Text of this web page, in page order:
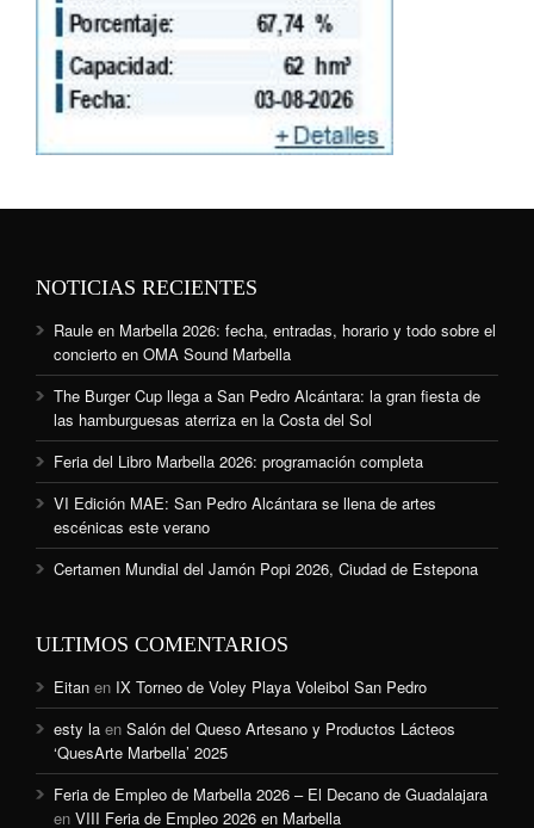
NOTICIAS RECIENTES
Raule en Marbella 2026: fecha, entradas, horario y todo sobre el
concierto en OMA Sound Marbella
The Burger Cup llega a San Pedro Alcántara: la gran fiesta de
las hamburguesas aterriza en la Costa del Sol
Feria del Libro Marbella 2026: programación completa
VI Edición MAE: San Pedro Alcántara se llena de artes
escénicas este verano
Certamen Mundial del Jamón Popi 2026, Ciudad de Estepona
ULTIMOS COMENTARIOS
Eitan en IX Torneo de Voley Playa Voleibol San Pedro
esty la en Salón del Queso Artesano y Productos Lácteos
‘QuesArte Marbella’ 2025
Feria de Empleo de Marbella 2026 – El Decano de Guadalajara
en VIII Feria de Empleo 2026 en Marbella